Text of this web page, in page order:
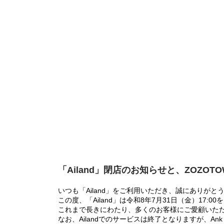
「Ailand」閉店のお知らせと、
いつも「Ailand」をご利用いただき、誠にありがと
この度、「Ailand」は令和8年7月31日（金）17:00
これまで長きにわたり、多くのお客様にご愛顧い
なお、Ailandでのサービスは終了となりますが、